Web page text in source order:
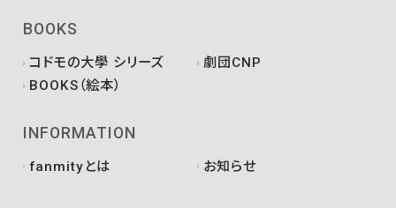
BOOKS
コドモの大學 シリーズ
劇団CNP
BOOKS（絵本）
INFORMATION
fanmityとは お知らせ